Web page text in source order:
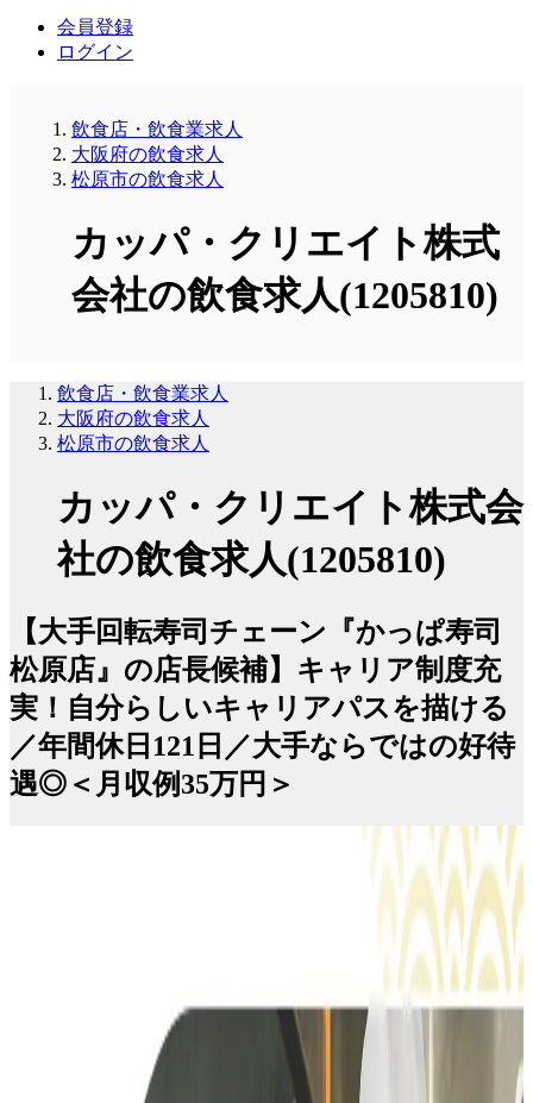
会員登録
ログイン
飲食店・飲食業求人
大阪府の飲食求人
松原市の飲食求人
カッパ・クリエイト株式
会社の飲食求人(1205810)
飲食店・飲食業求人
大阪府の飲食求人
松原市の飲食求人
カッパ・クリエイト株式会
社の飲食求人(1205810)
【大手回転寿司チェーン『かっぱ寿司
松原店』の店長候補】キャリア制度充
実！自分らしいキャリアパスを描ける
／年間休日121日／大手ならではの好待
遇◎＜月収例35万円＞